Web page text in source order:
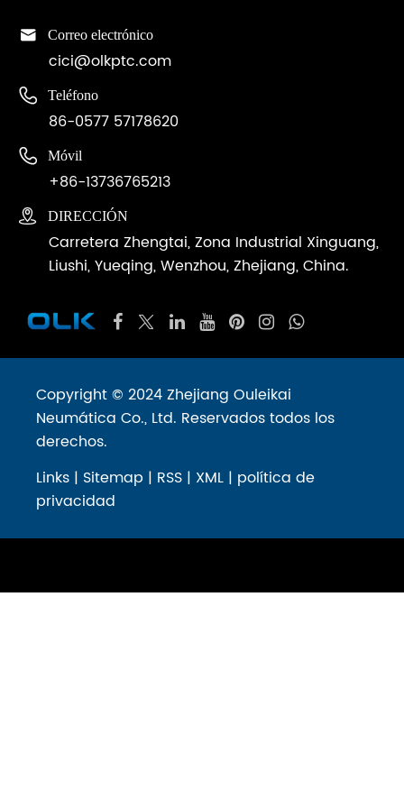
El
cilindro
estándar
un
cilindro
de
con el
vástago
expuesto
del
cilindro;
El
estándar
SI no
tiene
vástago;
SU
 Correo electrónico
cici@olkptc.com
 Teléfono
86-0577 57178620
 Móvil
+86-13736765213
 DIRECCIÓN
Carretera Zhengtai, Zona Industrial Xinguang,
Liushi, Yueqing, Wenzhou, Zhejiang, China.
Copyright © 2024 Zhejiang Ouleikai
Neumática Co., Ltd. Reservados todos los
derechos.
Links | Sitemap | RSS | XML | política de
privacidad